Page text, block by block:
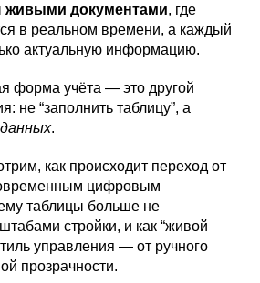
живыми документами, где
в реальном времени, а каждый
актуальную информацию.
форма учёта — это другой
не “заполнить таблицу”, а
.
как происходит переход от
цифровым
таблицы больше не
стройки, и как “живой
управления — от ручного
прозрачности.